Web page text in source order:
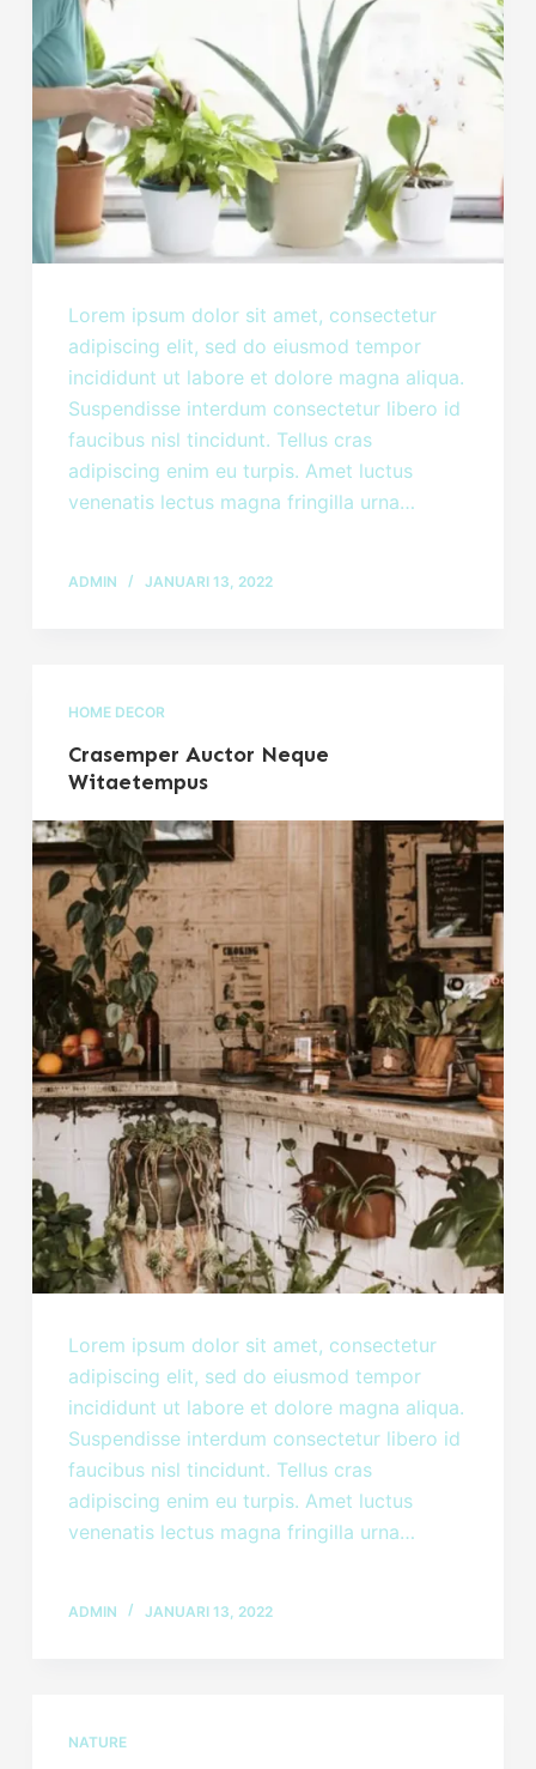
Lorem ipsum dolor sit amet, consectetur
adipiscing elit, sed do eiusmod tempor
incididunt ut labore et dolore magna aliqua.
Suspendisse interdum consectetur libero id
faucibus nisl tincidunt. Tellus cras
adipiscing enim eu turpis. Amet luctus
venenatis lectus magna fringilla urna…
ADMIN JANUARI 13, 2022
HOME DECOR
Crasemper Auctor Neque
Witaetempus
Lorem ipsum dolor sit amet, consectetur
adipiscing elit, sed do eiusmod tempor
incididunt ut labore et dolore magna aliqua.
Suspendisse interdum consectetur libero id
faucibus nisl tincidunt. Tellus cras
adipiscing enim eu turpis. Amet luctus
venenatis lectus magna fringilla urna…
ADMIN JANUARI 13, 2022
NATURE